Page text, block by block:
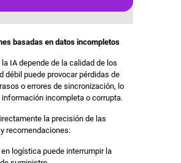
basadas en datos incompletos
IA depende de la calidad de los
débil puede provocar pérdidas de
o errores de sincronización, lo
información incompleta o corrupta.
la precisión de las
recomendaciones:
en logística puede interrumpir la